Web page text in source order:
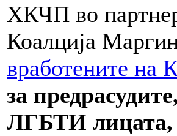
ХКЧП во
Коалција
вработените на
за
ЛГБТИ лицата,